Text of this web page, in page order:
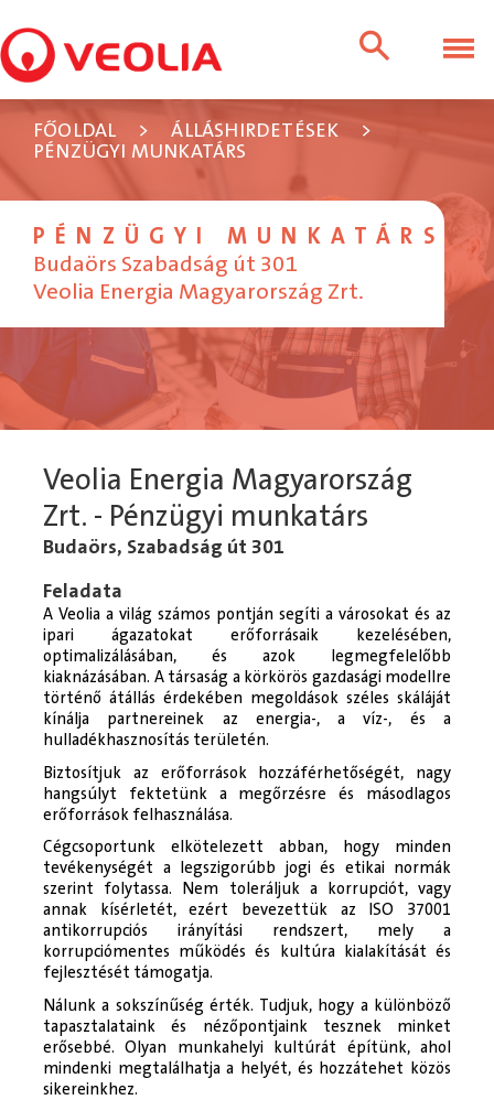
FŐOLDAL > ÁLLÁSHIRDETÉSEK
>
PÉNZÜGYI MUNKATÁRS
PÉNZÜGYI MUNKATÁRS
Budaörs Szabadság út 301
Veolia Energia Magyarország Zrt.
Veolia Energia Magyarország
Zrt. - Pénzügyi munkatárs
Budaörs, Szabadság út 301
Feladata
A Veolia a világ számos pontján segíti a városokat és az
ipari ágazatokat erőforrásaik kezelésében,
optimalizálásában, és azok legmegfelelőbb
kiaknázásában. A társaság a körkörös gazdasági modellre
történő átállás érdekében megoldások széles skáláját
kínálja partnereinek az energia-, a víz-, és a
hulladékhasznosítás területén.
Biztosítjuk az erőforrások hozzáférhetőségét, nagy
hangsúlyt fektetünk a megőrzésre és másodlagos
erőforrások felhasználása.
Cégcsoportunk elkötelezett abban, hogy minden
tevékenységét a legszigorúbb jogi és etikai normák
szerint folytassa. Nem toleráljuk a korrupciót, vagy
annak kísérletét, ezért bevezettük az ISO 37001
antikorrupciós irányítási rendszert, mely a
korrupciómentes működés és kultúra kialakítását és
fejlesztését támogatja.
Nálunk a sokszínűség érték. Tudjuk, hogy a különböző
tapasztalataink és nézőpontjaink tesznek minket
erősebbé. Olyan munkahelyi kultúrát építünk, ahol
mindenki megtalálhatja a helyét, és hozzátehet közös
sikereinkhez.